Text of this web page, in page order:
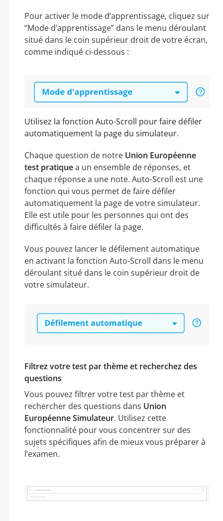
Pour activer le mode d’apprentissage, cliquez sur
“Mode d’apprentissage” dans le menu déroulant
situé dans le coin supérieur droit de votre écran,
comme indiqué ci-dessous :
Utilisez la fonction Auto-Scroll pour faire défiler
automatiquement la page du simulateur.
Chaque question de notre Union Européenne
test pratiquea un ensemble de réponses, et
chaque réponse a une note. Auto-Scroll est une
fonction qui vous permet de faire défiler
automatiquement la page de votre simulateur.
Elle est utile pour les personnes qui ont des
difficultés à faire défiler la page.
Vous pouvez lancer le défilement automatique
en activant la fonction Auto-Scroll dans le menu
déroulant situé dans le coin supérieur droit de
votre simulateur.
Filtrez votre test par thème et recherchez des
questions
Vous pouvez filtrer votre test par thème et
rechercher des questions dans Union
Européenne Simulateur. Utilisez cette
fonctionnalité pour vous concentrer sur des
sujets spécifiques afin de mieux vous préparer à
l’examen.